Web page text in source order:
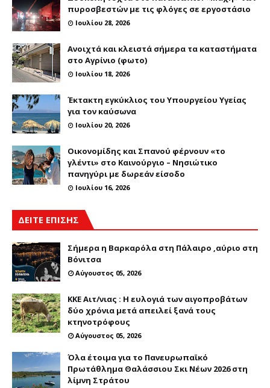
πυροσβεστών με τις φλόγες σε εργοστάσιο
Ιουλίου 28, 2026
Ανοιχτά και κλειστά σήμερα τα καταστήματα
στο Αγρίνιο (φωτο)
Ιουλίου 18, 2026
Έκτακτη εγκύκλιος του Υπουργείου Υγείας
για τον καύσωνα
Ιουλίου 20, 2026
Οικονομίδης και Σπανού φέρνουν «το
γλέντι» στο Καινούργιο – Νησιώτικο
πανηγύρι με δωρεάν είσοδο
Ιουλίου 16, 2026
ΔΕΙΤΕ ΕΠΙΣΗΣ
Σήμερα η Βαρκαρόλα στη Πάλαιρο ,αύριο στη
Βόνιτσα
Αύγουστος 05, 2026
ΚΚΕ Αιτ/νιας : Η ευλογιά των αιγοπροβάτων
δύο χρόνια μετά απειλεί ξανά τους
κτηνοτρόφους
Αύγουστος 05, 2026
Όλα έτοιμα για το Πανευρωπαϊκό
Πρωτάθλημα Θαλάσσιου Σκι Νέων 2026 στη
λίμνη Στράτου